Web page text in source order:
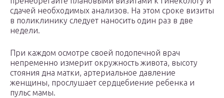
сдачей необходимых анализов. На этом сроке визиты
в поликлинику следует наносить один раз в две
недели.
При каждом осмотре своей подопечной врач
непременно измерит окружность живота, высоту
стояния дна матки, артериальное давление
женщины, прослушает сердцебиение ребенка и
пульс мамы.